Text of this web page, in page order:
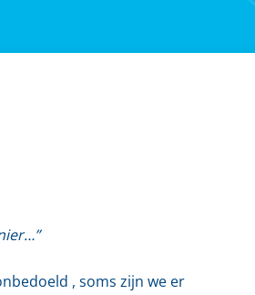
, soms zijn we er